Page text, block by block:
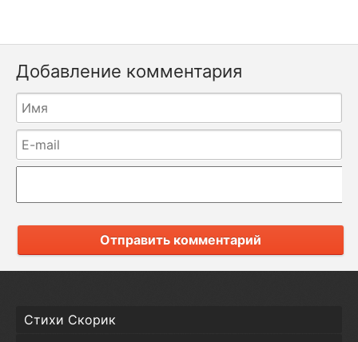
Добавление комментария
Отправить комментарий
Стихи Скорик